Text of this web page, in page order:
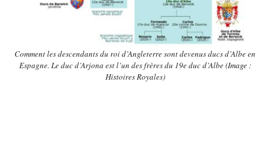
Comment les descendants du roi d’Angleterre sont devenus ducs d’Albe en
Espagne. Le duc d’Arjona est l’un des frères du 19e duc d’Albe (Image :
Histoires Royales)